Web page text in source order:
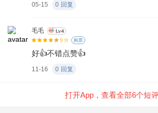
05-15 0 回复
毛毛
9 分 购票
好👍不错点赞👍
11-16 0 回复
打开App，查看全部6个短